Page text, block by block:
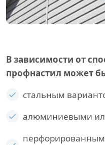
В зависимости от
профнастил может
стальным
алюминиевыми